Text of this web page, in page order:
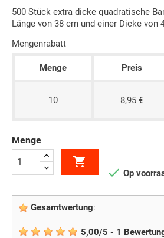
500 Stück extra dicke quadratische
Länge von 38 cm und einer Dicke von
Mengenrabatt
Menge Preis
10 8,95 €
Menge

 Op
Gesamtwertung:
5,00/5 - 1